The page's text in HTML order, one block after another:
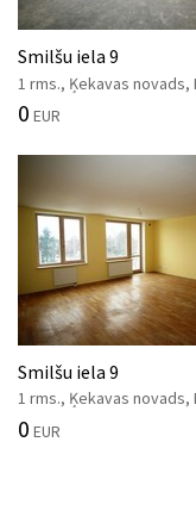
Smilšu iela 9
1 rms., Ķekavas novads,
0 EUR
Smilšu iela 9
1 rms., Ķekavas novads,
0 EUR